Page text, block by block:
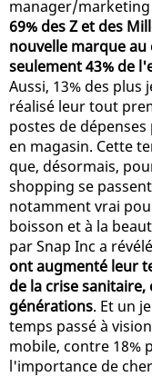
manager/marketing
69% des Z et des
nouvelle marque
seulement 43% de
Aussi, 13% des
réalisé leur tout
postes de
en magasin. Cette
que, désormais,
shopping se
notamment vrai
boisson et à la
par Snap Inc a
ont augmenté leur
de la crise
générations. Et un
temps passé à
mobile, contre 18%
l'importance de